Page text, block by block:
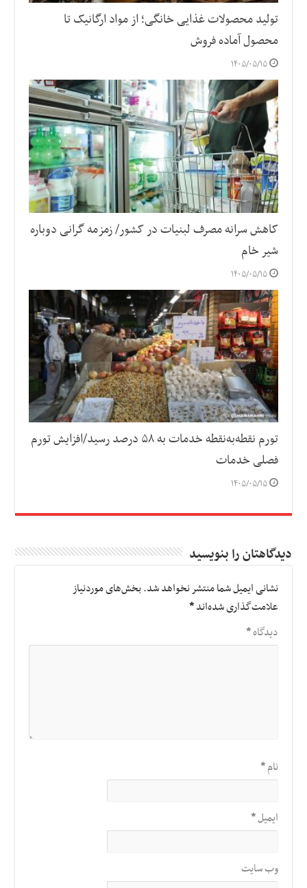
تولید محصولات غذایی خانگی؛ از مواد ارگانیک تا
محصول آماده فروش
۱۴۰۵/۰۵/۱۵
کاهش سرانه مصرف لبنیات در کشور/ زمزمه گرانی دوباره
شیر خام
۱۴۰۵/۰۵/۱۵
تورم نقطه‌به‌نقطه خدمات به ۵۸ درصد رسید/افزایش تورم
فصلی خدمات
۱۴۰۵/۰۵/۱۵
دیدگاهتان را بنویسید
نشانی ایمیل شما منتشر نخواهد شد.بخش‌های موردنیاز
علامت‌گذاری شده‌اند*
دیدگاه*
نام*
ایمیل*
وب‌ سایت